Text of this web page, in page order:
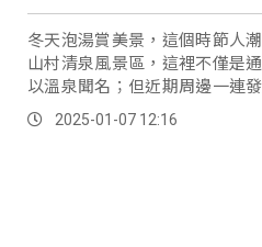
冬天泡湯賞美景，這個時節人
山村清泉風景區，這裡不僅是
以溫泉聞名；但近期周邊一連
落很不平靜。
2025-01-07 12:16